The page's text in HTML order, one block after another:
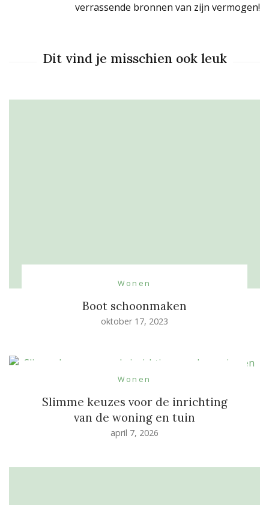
verrassende bronnen van zijn vermogen!
Dit vind je misschien ook leuk
Wonen
Boot schoonmaken
oktober 17, 2023
Wonen
Slimme keuzes voor de inrichting
van de woning en tuin
april 7, 2026